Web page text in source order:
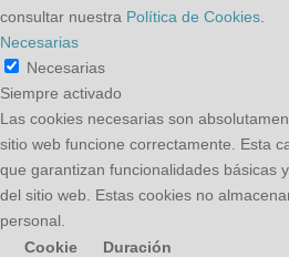
consultar nuestra Política de Cookies
Necesarias
Necesarias
Siempre activado
Las cookies necesarias son
sitio web funcione correctamente. Esta
que garantizan funcionalidades básicas
del sitio web. Estas cookies no
personal.
Cookie
Duración